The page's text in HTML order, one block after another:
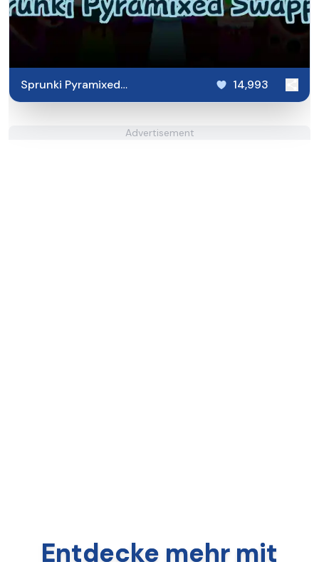
Sprunki Pyramixed
Swapped
14,993
Advertisement
Entdecke mehr mit